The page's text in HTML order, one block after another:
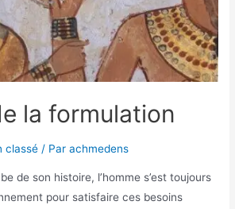
la formulation
classé / Parachmedens
de son histoire, l’homme s’est toujours
pour satisfaire ces besoins